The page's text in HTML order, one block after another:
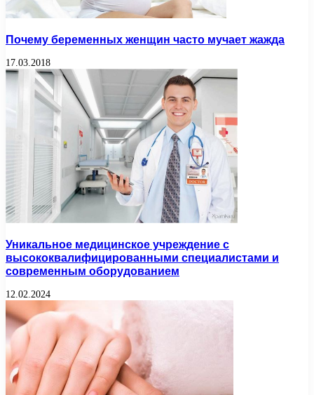
Почему беременных женщин часто мучает жажда
17.03.2018
Уникальное медицинское учреждение с
высококвалифицированными специалистами и
современным оборудованием
12.02.2024